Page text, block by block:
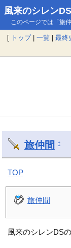
風来のシレン
このページでは「旅
[ トップ| 一覧 | 最終
旅仲間 †
TOP
旅仲間
風来のシレンDS